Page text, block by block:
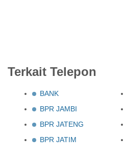
Terkait Telepon
BANK
BPR JAMBI
BPR JATENG
BPR JATIM